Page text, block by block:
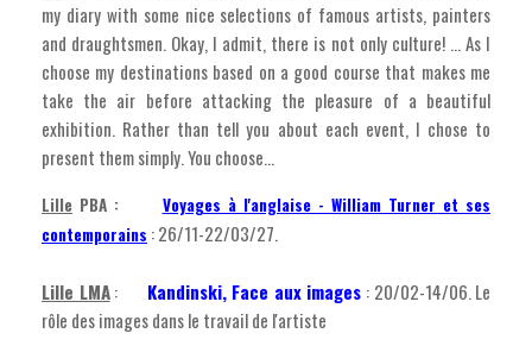
my diary with some nice selections of famous artists, painters
and draughtsmen. Okay, I admit, there is not only culture! ... As I
choose my destinations based on a good course that makes me
take the air before attacking the pleasure of a beautiful
exhibition. Rather than tell you about each event, I chose to
present them simply. You choose...
Lille PBA : Voyages à l'anglaise - William Turner et ses
contemporains : 26/11-22/03/27.
Lille LMA: Kandinski, Face aux images : 20/02-14/06. Le
rôle des images dans le travail de l'artiste